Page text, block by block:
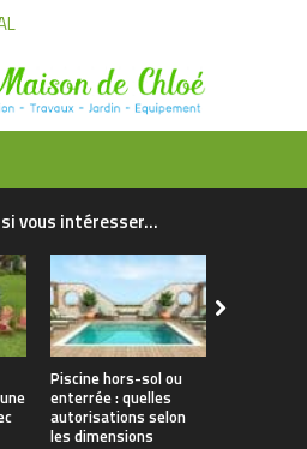
vous intéresser...
Piscine hors-sol ou
enterrée : quelles
autorisations selon
les dimensions